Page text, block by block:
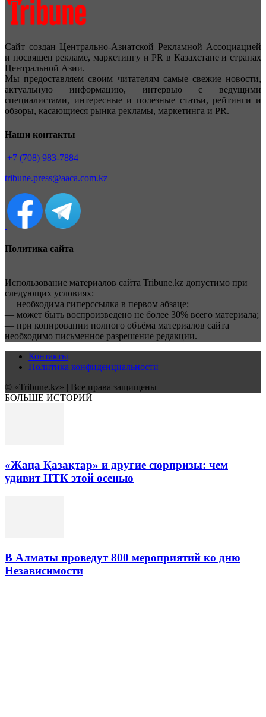
Сайт создан Центрально-Азиатской Рекламной Ассоциацией
и посвящен рекламе, маркетингу и PR в Казахстане и странах
Центральной Азии.
Мы предоставляем своим читателям самые свежие новости,
актуальную информацию, интервью с ведущими
специалистами, интересные и полезные статьи, рейтинги и
обзоры, касающиеся рынка рекламы, маркетинга и PR.
Наши контакты
+7 (708) 983-7884
tribune.press@aaca.com.kz
Политика сайта
Использование материалов сайта Tribune.kz допустимо при
следующих условиях:
— необходима гиперссылка в первом абзаце;
— может быть воспроизведено не более 30% всего материала;
— при копировании полного объёма материалов сайта
необходимо письменное разрешение редакции.
Контакты
Политика конфиденциальности
© «Tribune.kz» | Все права защищены
БОЛЬШЕ ИСТОРИЙ
«Жаңа Қазақтар» и другие сюрпризы: чем
удивит НТК этой осенью
В Алматы проведут 800 мероприятий ко дню
Независимости